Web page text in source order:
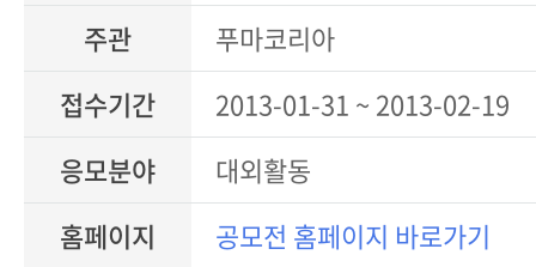
주관
푸마코리아
접수기간
2013-01-31 ~ 2013-02-19
응모분야
대외활동
홈페이지
공모전 홈페이지 바로가기